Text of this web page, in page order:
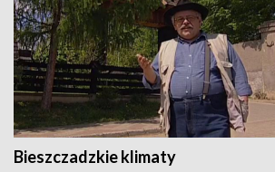
Bieszczadzkie klimaty